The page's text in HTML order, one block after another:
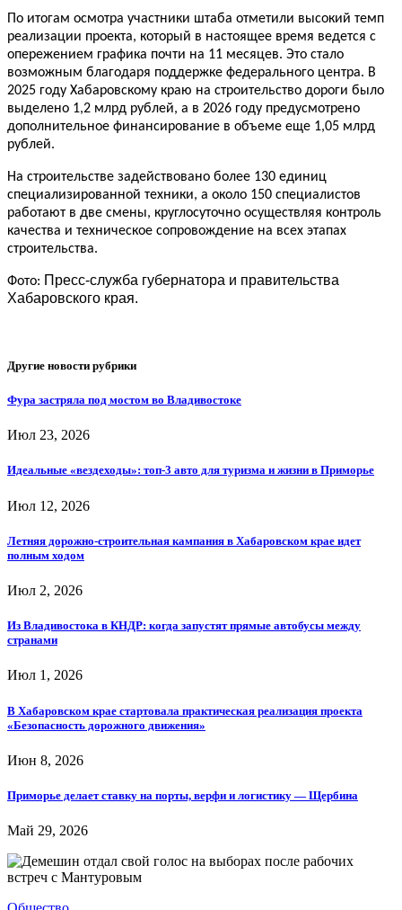
По итогам осмотра участники штаба отметили высокий темп
реализации проекта, который в настоящее время ведется с
опережением графика почти на 11 месяцев. Это стало
возможным благодаря поддержке федерального центра. В
2025 году Хабаровскому краю на строительство дороги было
выделено 1,2 млрд рублей, а в 2026 году предусмотрено
дополнительное финансирование в объеме еще 1,05 млрд
рублей.
На строительстве задействовано более 130 единиц
специализированной техники, а около 150 специалистов
работают в две смены, круглосуточно осуществляя контроль
качества и техническое сопровождение на всех этапах
строительства.
Фото: Пресс-служба губернатора и правительства
Хабаровского края.
Другие новости рубрики
Фура застряла под мостом во Владивостоке
Июл 23, 2026
Идеальные «вездеходы»: топ-3 авто для туризма и жизни в Приморье
Июл 12, 2026
Летняя дорожно-строительная кампания в Хабаровском крае идет
полным ходом
Июл 2, 2026
Из Владивостока в КНДР: когда запустят прямые автобусы между
странами
Июл 1, 2026
В Хабаровском крае стартовала практическая реализация проекта
«Безопасность дорожного движения»
Июн 8, 2026
Приморье делает ставку на порты, верфи и логистику — Щербина
Май 29, 2026